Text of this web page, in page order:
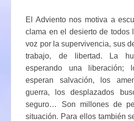
El Adviento nos motiva a
clama en el desierto de todos
voz por la supervivencia, sus
trabajo, de libertad. La
esperando una liberación;
esperan salvación, los
guerra, los desplazados
seguro… Son millones de
situación. Para ellos también